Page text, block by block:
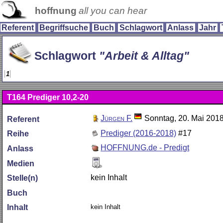
hoffnung all you can hear
Referent Begriffsuche Buch Schlagwort Anlass Jahr
Schlagwort Arbeit & Alltag
1
T164 Prediger 10,2-20
Referent Jürgen F.
Sonntag, 20. Mai
Reihe
Prediger (2016-2018) #17
Anlass
HOFFNUNG.de - Predigt
Medien
Stelle(n)
kein Inhalt
Buch
Inhalt
kein Inhalt